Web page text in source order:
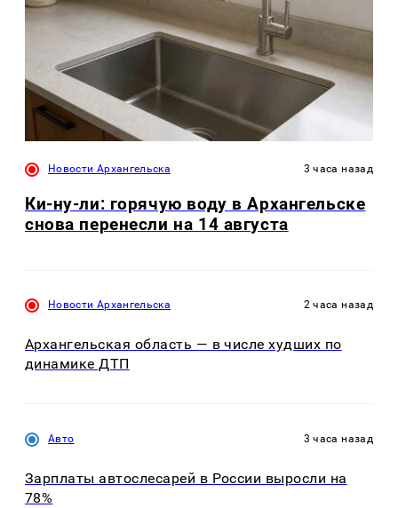
Новости Архангельска 3 часа назад
Ки-ну-ли: горячую воду в Архангельске
снова перенесли на 14 августа
Новости Архангельска 2 часа назад
Архангельская область — в числе худших по
динамике ДТП
Авто 3 часа назад
Зарплаты автослесарей в России выросли на
78%